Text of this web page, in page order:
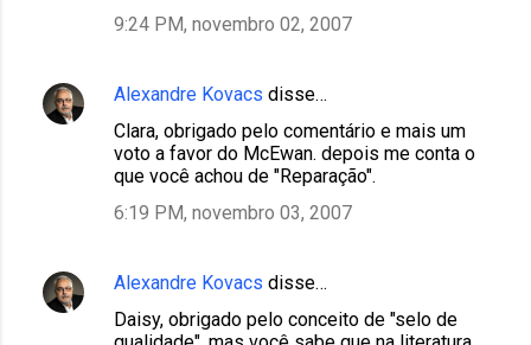
9:24 PM, novembro 02, 2007
Alexandre Kovacs disse…
Clara, obrigado pelo comentário e mais um
voto a favor do McEwan. depois me conta o
que você achou de "Reparação".
6:19 PM, novembro 03, 2007
Alexandre Kovacs disse…
Daisy, obrigado pelo conceito de "selo de